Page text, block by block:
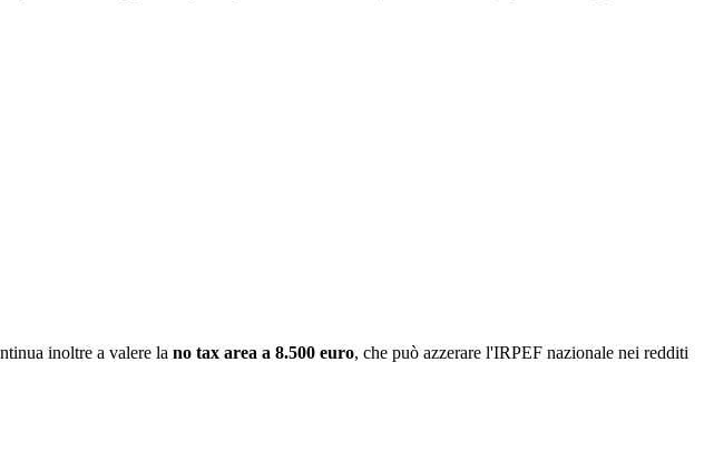
inoltre a valere la no tax area a 8.500 euro, che può azzerare l'IRPEF nazionale nei redditi